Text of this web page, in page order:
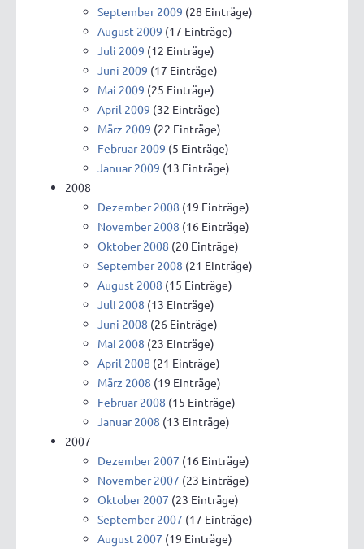
September 2009 (28 Einträge)
August 2009 (17 Einträge)
Juli 2009 (12 Einträge)
Juni 2009 (17 Einträge)
Mai 2009 (25 Einträge)
April 2009 (32 Einträge)
März 2009 (22 Einträge)
Februar 2009 (5 Einträge)
Januar 2009 (13 Einträge)
2008
Dezember 2008 (19 Einträge)
November 2008 (16 Einträge)
Oktober 2008 (20 Einträge)
September 2008 (21 Einträge)
August 2008 (15 Einträge)
Juli 2008 (13 Einträge)
Juni 2008 (26 Einträge)
Mai 2008 (23 Einträge)
April 2008 (21 Einträge)
März 2008 (19 Einträge)
Februar 2008 (15 Einträge)
Januar 2008 (13 Einträge)
2007
Dezember 2007 (16 Einträge)
November 2007 (23 Einträge)
Oktober 2007 (23 Einträge)
September 2007 (17 Einträge)
August 2007 (19 Einträge)